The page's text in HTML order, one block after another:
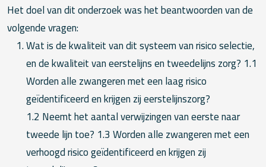
Het doel van dit onderzoek was het beantwoorden van de
volgende vragen:
Wat is de kwaliteit van dit systeem van risico selectie,
en de kwaliteit van eerstelijns en tweedelijns zorg? 1.1
Worden alle zwangeren met een laag risico
geïdentificeerd en krijgen zij eerstelijnszorg?
1.2 Neemt het aantal verwijzingen van eerste naar
tweede lijn toe? 1.3 Worden alle zwangeren met een
verhoogd risico geïdentificeerd en krijgen zij